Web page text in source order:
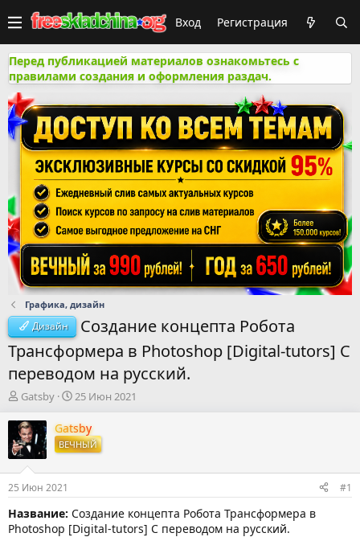
Вход Регистрация
Перед публикацией материалов ознакомьтесь с
правилами создания и оформления раздач.
Графика, дизайн
Дизайн
Создание концепта Робота
Трансформера в Photoshop [Digital-tutors] С
переводом на русский.
А
т
о
р
т
е
м
ы
Gatsby
Д
т
а
н
а
л
а
25 Июн 2021
Gatsby
ВЕЧНЫЙ
25 Июн 2021 #1
Название: Создание концепта Робота Трансформера в
Photoshop [Digital-tutors] С переводом на русский.